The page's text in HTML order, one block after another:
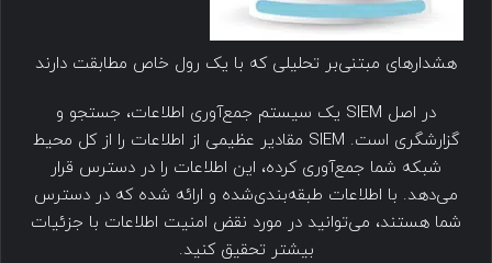
هشدارهای مبتنی‌بر تحلیلی که با یک رول خاص مطابقت دارند
در اصل SIEM یک سیستم جمع‌آوری اطلاعات، جستجو و
گزارشگری است. SIEM مقادیر عظیمی از اطلاعات را از کل محیط
شبکه شما جمع‌آوری کرده، این اطلاعات را در دسترس قرار
می‌دهد. با اطلاعات طبقه‌بندی‌شده و ارائه شده که در دسترس
شما هستند، می‌توانید در مورد نقض امنیت اطلاعات با جزئیات
بیشتر تحقیق کنید.